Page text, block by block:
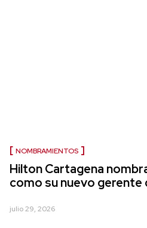
NOMBRAMIENTOS
Hilton Cartagena
como su nuevo gerente
julio 29, 2026